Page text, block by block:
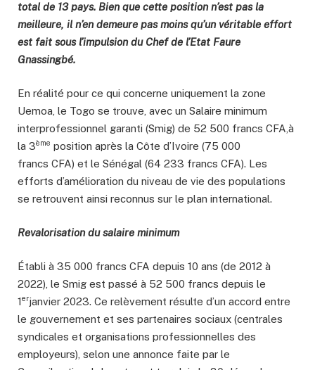
total de 13 pays. Bien que cette position n’est pas la
meilleure, il n’en demeure pas moins qu’un véritable effort
est fait sous l’impulsion du Chef de l’Etat Faure
Gnassingbé.
En réalité pour ce qui concerne uniquement la zone
Uemoa, le Togo se trouve, avec un Salaire minimum
interprofessionnel garanti (Smig) de 52 500 francs CFA,à
la 3ème position après la Côte d’Ivoire (75 000
francs CFA) et le Sénégal (64 233 francs CFA). Les
efforts d’amélioration du niveau de vie des populations
se retrouvent ainsi reconnus sur le plan international.
Revalorisation du salaire minimum
Établi à 35 000 francs CFA depuis 10 ans (de 2012 à
2022), le Smig est passé à 52 500 francs depuis le
1 erjanvier 2023. Ce relèvement résulte d’un accord entre
le gouvernement et ses partenaires sociaux (centrales
syndicales et organisations professionnelles des
employeurs), selon une annonce faite par le